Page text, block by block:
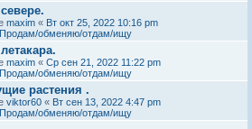
maxim « Вт окт 25, 2022 10:16 pm
Продам/обменяю/отдам/ищу
maxim « Ср сен 21, 2022 11:22 pm
Продам/обменяю/отдам/ищу
растения .
viktor60 « Вт сен 13, 2022 4:47 pm
Продам/обменяю/отдам/ищу